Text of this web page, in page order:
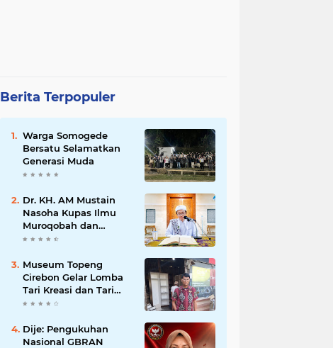
Berita Terpopuler
Warga Somogede
Bersatu Selamatkan
Generasi Muda
Dr. KH. AM Mustain
Nasoha Kupas Ilmu
Muroqobah dan
Ma'rifatullah dalam
Ulumuddin
Museum Topeng
Cirebon Gelar Lomba
Tari Kreasi dan Tari
Topeng, Perebutkan
Dije: Pengukuhan
Nasional GBRAN